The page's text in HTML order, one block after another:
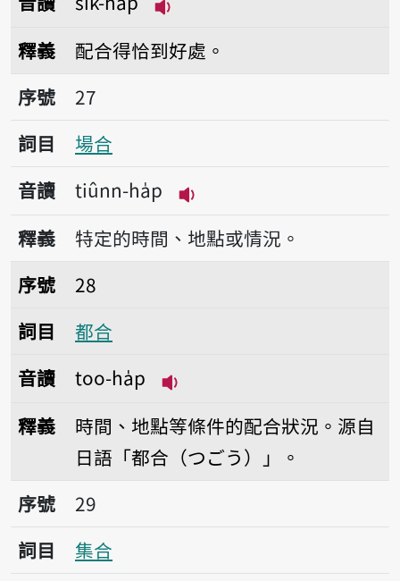
釋義
配合得恰到好處。
序號27場合
序號
27
詞目
場合
音讀
tiûnn-ha̍p
播放音讀tiûnn-ha̍p
釋義
特定的時間、地點或情況。
序號28都合
序號
28
詞目
都合
音讀
too-ha̍p
釋義
時間、地點等條件的配合狀況。源自
日語「都合（つごう）」。
序號29集合
序號
29
詞目
集合